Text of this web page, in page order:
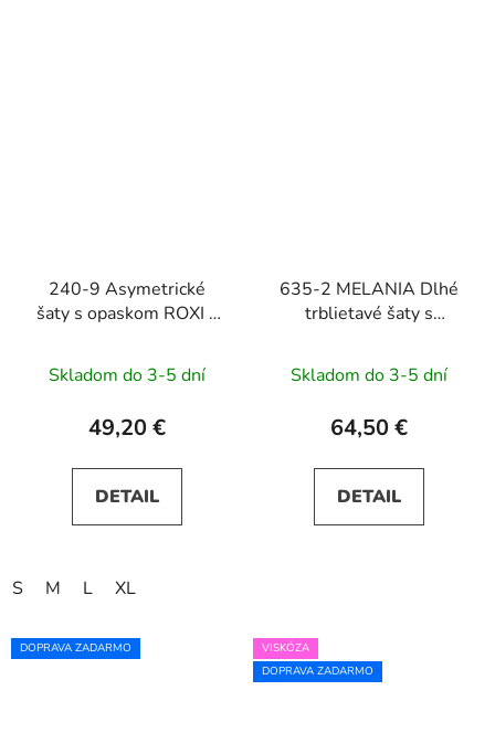
240-9 Asymetrické
šaty s opaskom ROXI -
Skladom do 3-5 dní
49,20 €
DETAIL
S M L XL
635-2 MELANIA Dlhé
trblietavé šaty s
rukávmi - čierne
Skladom do 3-5 dní
64,50 €
DETAIL
DOPRAVA ZADARMO
VISKÓZA
DOPRAVA ZADARMO